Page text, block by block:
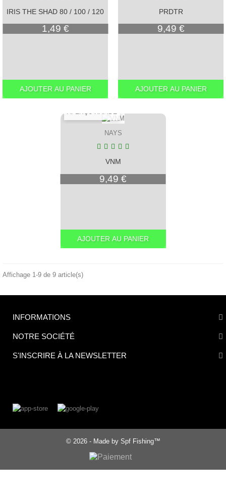
IRIS THE SHAD 80 / 100 / 120
1,49 €Prix
AJOUTER AU PANIER
PRDTR
9,49 €Prix
AJOUTER AU PANIER
APERÇU RAPIDE
NAYS
VNM
9,49 €
AJOUTER AU PANIER
Affichage 1-9 de 9 article(s)
INFORMATIONS
NOTRE SOCIÉTÉ
S'INSCRIRE À LA NEWSLETTER
© 2026 - Made by Spf Fishing™